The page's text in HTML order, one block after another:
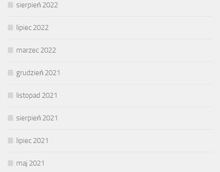
sierpień 2022
lipiec 2022
marzec 2022
grudzień 2021
listopad 2021
sierpień 2021
lipiec 2021
maj 2021